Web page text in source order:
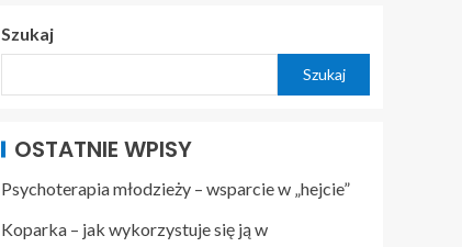
Szukaj
Szukaj
OSTATNIE WPISY
Psychoterapia młodzieży – wsparcie w „hejcie”
Koparka – jak wykorzystuje się ją w